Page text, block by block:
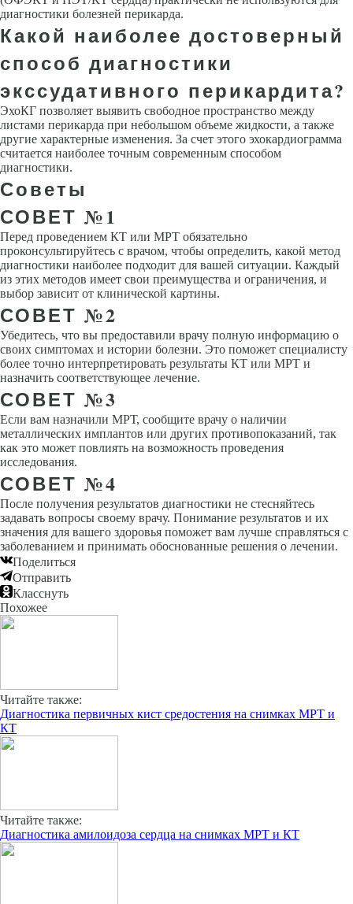
диагностики болезней перикарда.
Какой наиболее достоверный
способ диагностики
экссудативного перикардита?
ЭхоКГ позволяет выявить свободное пространство между
листами перикарда при небольшом объеме жидкости, а также
другие характерные изменения. За счет этого эхокардиограмма
считается наиболее точным современным способом
диагностики.
Советы
СОВЕТ №1
Перед проведением КТ или МРТ обязательно
проконсультируйтесь с врачом, чтобы определить, какой метод
диагностики наиболее подходит для вашей ситуации. Каждый
из этих методов имеет свои преимущества и ограничения, и
выбор зависит от клинической картины.
СОВЕТ №2
Убедитесь, что вы предоставили врачу полную информацию о
своих симптомах и истории болезни. Это поможет специалисту
более точно интерпретировать результаты КТ или МРТ и
назначить соответствующее лечение.
СОВЕТ №3
Если вам назначили МРТ, сообщите врачу о наличии
металлических имплантов или других противопоказаний, так
как это может повлиять на возможность проведения
исследования.
СОВЕТ №4
После получения результатов диагностики не стесняйтесь
задавать вопросы своему врачу. Понимание результатов и их
значения для вашего здоровья поможет вам лучше справляться с
заболеванием и принимать обоснованные решения о лечении.
Поделиться
Отправить
Класснуть
Похожее
Читайте также:
Диагностика первичных кист средостения на снимках МРТ и
КТ
Читайте также:
Диагностика амилоидоза сердца на снимках МРТ и КТ